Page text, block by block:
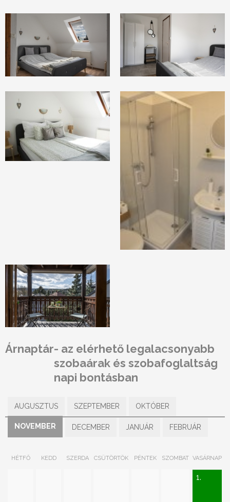
Árnaptár- az elérhető legalacsonyabb
szobaárak és szobafoglaltság
napi bontásban
AUGUSZTUS SZEPTEMBER OKTÓBER
NOVEMBER DECEMBER JANUÁR FEBRUÁR
HÉTFŐ KEDD SZERDA CSÜTÖRTÖK PÉNTEK SZOMBAT VASÁRNAP
1.